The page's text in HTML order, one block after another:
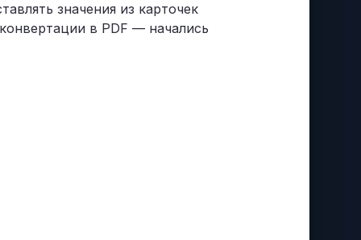
значения из карточек
в PDF — начались